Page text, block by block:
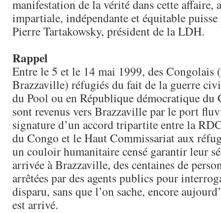
manifestation de la vérité dans cette affaire,
impartiale, indépendante et équitable puisse
Pierre Tartakowsky, président de la LDH.
Rappel
Entre le 5 et le 14 mai 1999, des Congolais
Brazzaville) réfugiés du fait de la guerre
du Pool ou en République démocratique
sont revenus vers Brazzaville par le port
signature d’un accord tripartite entre la
du Congo et le Haut Commissariat aux
un couloir humanitaire censé garantir leur
arrivée à Brazzaville, des centaines de
arrêtées par des agents publics pour
disparu, sans que l’on sache, encore
est arrivé.